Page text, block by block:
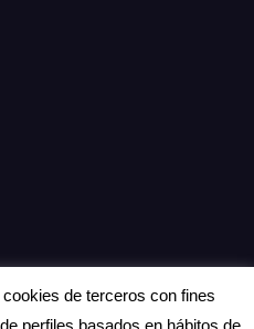
de terceros con fines
perfiles basados en hábitos de